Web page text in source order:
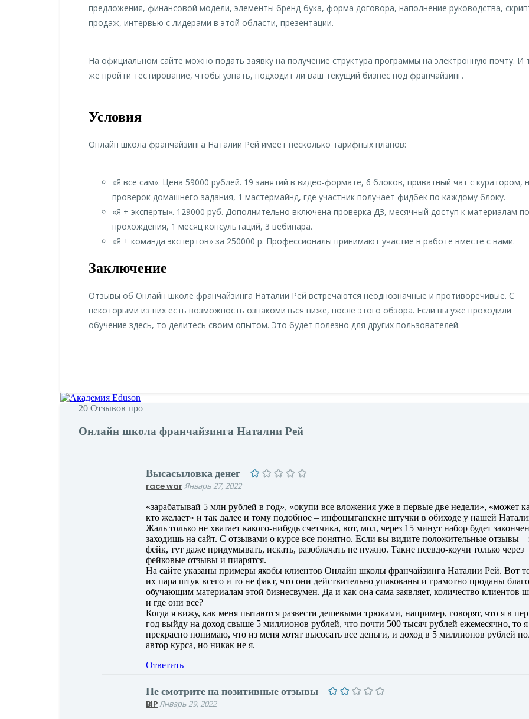
предложения, финансовой модели, элементы бренд-бука, форма договора, наполнение руководства,
продаж, интервью с лидерами в этой области, презентации.
На официальном сайте можно подать заявку на получение структура программы на электронную почту. И
же пройти тестирование, чтобы узнать, подходит ли ваш текущий бизнес под франчайзинг.
Условия
Онлайн школа франчайзинга Наталии Рей имеет несколько тарифных планов:
«Я все сам». Цена 59000 рублей. 19 занятий в видео-формате, 6 блоков, приватный чат с куратором,
проверок домашнего задания, 1 мастермайнд, где участник получает фидбек по каждому блоку.
«Я + эксперты». 129000 руб. Дополнительно включена проверка ДЗ, месячный доступ к материалам
прохождения, 1 месяц консультаций, 3 вебинара.
«Я + команда экспертов» за 250000 р. Профессионалы принимают участие в работе вместе с вами.
Заключение
Отзывы об Онлайн школе франчайзинга Наталии Рей встречаются неоднозначные и противоречивые. С
некоторыми из них есть возможность ознакомиться ниже, после этого обзора. Если вы уже проходили
обучение здесь, то делитесь своим опытом. Это будет полезно для других пользователей.
20 Отзывов про
Онлайн школа франчайзинга Наталии Рей
Высасыловка денег
race war Январь 27, 2022
«зарабатывай 5 млн рублей в год», «окупи все вложения уже в первые две недели», «может
кто желает» и так далее и тому подобное – инфоцыганские штучки в обиходе у нашей
Жаль только не хватает какого-нибудь счетчика, вот, мол, через 15 минут набор будет
заходишь на сайт. С отзывами о курсе все понятно. Если вы видите положительные отзывы –
фейк, тут даже придумывать, искать, разоблачать не нужно. Такие псевдо-коучи только через
фейковые отзывы и пиарятся.
На сайте указаны примеры якобы клиентов Онлайн школы франчайзинга Наталии Рей. Вот
их пара штук всего и то не факт, что они действительно упакованы и грамотно проданы
обучающим материалам этой бизнесвумен. Да и как она сама заявляет, количество клиентов
и где они все?
Когда я вижу, как меня пытаются развести дешевыми трюками, например, говорят, что я в
год выйду на доход свыше 5 миллионов рублей, что почти 500 тысяч рублей ежемесячно, то я
прекрасно понимаю, что из меня хотят высосать все деньги, и доход в 5 миллионов рублей
автор курса, но никак не я.
Ответить
Не смотрите на позитивные отзывы
BIPЯнварь 29, 2022